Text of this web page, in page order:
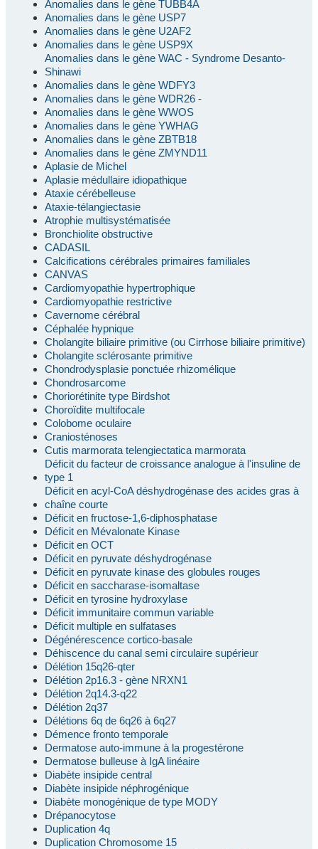
Anomalies dans le gène TUBB4A
Anomalies dans le gène USP7
Anomalies dans le gène U2AF2
Anomalies dans le gène USP9X
Anomalies dans le gène WAC - Syndrome Desanto-
Shinawi
Anomalies dans le gène WDFY3
Anomalies dans le gène WDR26 -
Anomalies dans le gène WWOS
Anomalies dans le gène YWHAG
Anomalies dans le gène ZBTB18
Anomalies dans le gène ZMYND11
Aplasie de Michel
Aplasie médullaire idiopathique
Ataxie cérébelleuse
Ataxie-télangiectasie
Atrophie multisystématisée
Bronchiolite obstructive
CADASIL
Calcifications cérébrales primaires familiales
CANVAS
Cardiomyopathie hypertrophique
Cardiomyopathie restrictive
Cavernome cérébral
Céphalée hypnique
Cholangite biliaire primitive (ou Cirrhose biliaire primitive)
Cholangite sclérosante primitive
Chondrodysplasie ponctuée rhizomélique
Chondrosarcome
Choriorétinite type Birdshot
Choroïdite multifocale
Colobome oculaire
Craniosténoses
Cutis marmorata telengiectatica marmorata
Déficit du facteur de croissance analogue à l'insuline de
type 1
Déficit en acyl-CoA déshydrogénase des acides gras à
chaîne courte
Déficit en fructose-1,6-diphosphatase
Déficit en Mévalonate Kinase
Déficit en OCT
Déficit en pyruvate déshydrogénase
Déficit en pyruvate kinase des globules rouges
Déficit en saccharase-isomaltase
Déficit en tyrosine hydroxylase
Déficit immunitaire commun variable
Déficit multiple en sulfatases
Dégénérescence cortico-basale
Déhiscence du canal semi circulaire supérieur
Délétion 15q26-qter
Délétion 2p16.3 - gène NRXN1
Délétion 2q14.3-q22
Délétion 2q37
Délétions 6q de 6q26 à 6q27
Démence fronto temporale
Dermatose auto-immune à la progestérone
Dermatose bulleuse à IgA linéaire
Diabète insipide central
Diabète insipide néphrogénique
Diabète monogénique de type MODY
Drépanocytose
Duplication 4q
Duplication Chromosome 15